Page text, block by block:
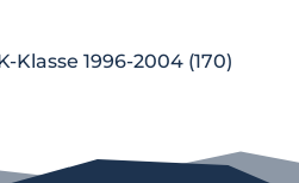
Klasse 1996-2004 (170)